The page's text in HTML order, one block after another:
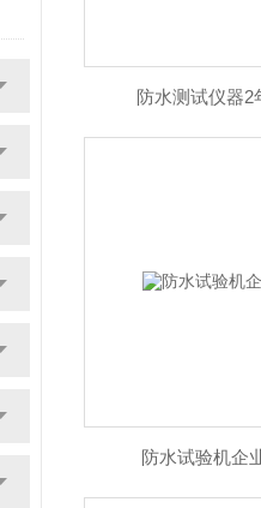
防水测试仪器2
防水试验机企